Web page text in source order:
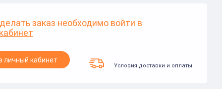
заказ необходимо войти в
личный кабинет
Условия доставки и оплаты